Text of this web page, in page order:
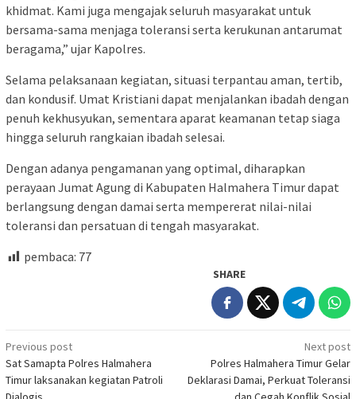
khidmat. Kami juga mengajak seluruh masyarakat untuk
bersama-sama menjaga toleransi serta kerukunan antarumat
beragama,” ujar Kapolres.
Selama pelaksanaan kegiatan, situasi terpantau aman, tertib,
dan kondusif. Umat Kristiani dapat menjalankan ibadah dengan
penuh kekhusyukan, sementara aparat keamanan tetap siaga
hingga seluruh rangkaian ibadah selesai.
Dengan adanya pengamanan yang optimal, diharapkan
perayaan Jumat Agung di Kabupaten Halmahera Timur dapat
berlangsung dengan damai serta mempererat nilai-nilai
toleransi dan persatuan di tengah masyarakat.
pembaca: 77
SHARE
Post
navigation
Previous post
Sat Samapta Polres Halmahera
Timur laksanakan kegiatan Patroli
Next post
Polres Halmahera Timur Gelar
Deklarasi Damai, Perkuat Toleransi